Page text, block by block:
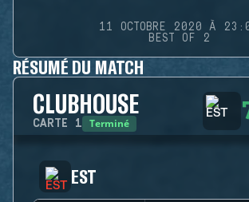
11 OCTOBRE 2020 À
BEST OF 2
RÉSUMÉ DU MATCH
CLUBHOUSE
CARTE 1 Terminé
EST